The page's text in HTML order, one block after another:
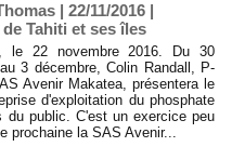
| 22/11/2016 |
Tahiti et ses îles
le 22 novembre 2016. Du 30
3 décembre, Colin Randall, P-
Avenir Makatea, présentera le
d'exploitation du phosphate
du public. C'est un exercice peu
prochaine la SAS Avenir...